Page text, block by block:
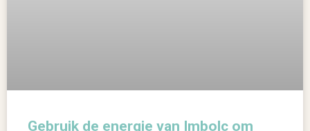
Gebruik de energie van Imbolc om